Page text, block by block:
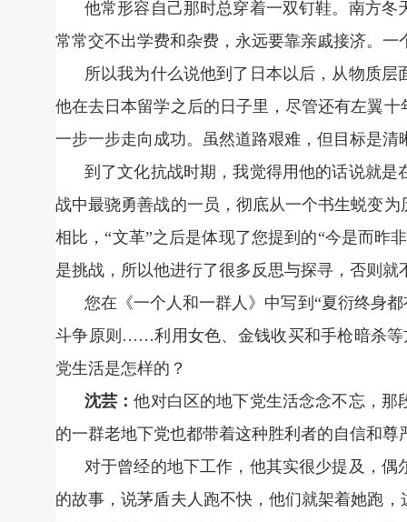
他常形容自己那时总穿着一双钉鞋。南方
常常交不出学费和杂费，永远要靠亲戚接济。
所以我为什么说他到了日本以后，从物质
他在去日本留学之后的日子里，尽管还有左翼
一步一步走向成功。虽然道路艰难，但目标是清
到了文化抗战时期，我觉得用他的话说就
战中最骁勇善战的一员，彻底从一个书生蜕变
相比，“文革”之后是体现了您提到的“今是而昨
是挑战，所以他进行了很多反思与探寻，否则
您在《一个人和一群人》中写到“夏衍终身
斗争原则……利用女色、金钱收买和手枪暗杀等
党生活是怎样的？
沈芸：他对白区的地下党生活念念不忘，
的一群老地下党也都带着这种胜利者的自信和尊
对于曾经的地下工作，他其实很少提及，
的故事，说茅盾夫人跑不快，他们就架着她跑